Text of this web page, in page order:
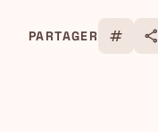
PARTAGER tag share